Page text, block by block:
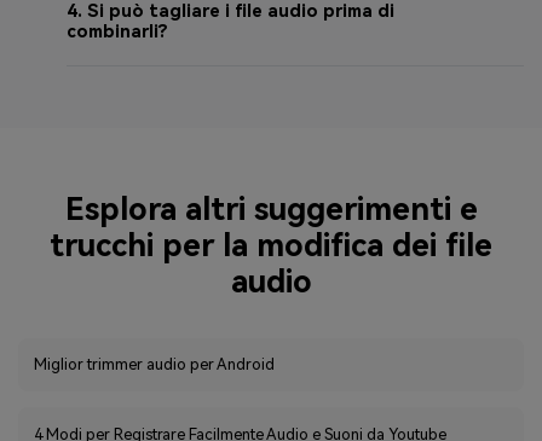
4. Si può tagliare i file audio prima di
combinarli?
Esplora altri suggerimenti e
trucchi per la modifica dei file
audio
Miglior trimmer audio per Android
4 Modi per Registrare Facilmente Audio e Suoni da Youtube